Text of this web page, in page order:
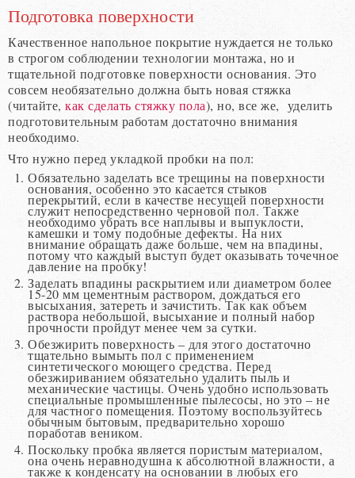
Подготовка поверхности
Качественное напольное покрытие нуждается не только
в строгом соблюдении технологии монтажа, но и
тщательной подготовке поверхности основания. Это
совсем необязательно должна быть новая стяжка
(читайте, как сделать стяжку пола), но, все же, уделить
подготовительным работам достаточно внимания
необходимо.
Что нужно перед укладкой пробки на пол:
Обязательно заделать все трещины на поверхности
основания, особенно это касается стыков
перекрытий, если в качестве несущей поверхности
служит непосредственно черновой пол. Также
необходимо убрать все наплывы и выпуклости,
камешки и тому подобные дефекты. На них
внимание обращать даже больше, чем на впадины,
потому что каждый выступ будет оказывать точечное
давление на пробку!
Заделать впадины раскрытием или диаметром более
15-20 мм цементным раствором, дождаться его
высыхания, затереть и зачистить. Так как объем
раствора небольшой, высыхание и полный набор
прочности пройдут менее чем за сутки.
Обезжирить поверхность – для этого достаточно
тщательно вымыть пол с применением
синтетического моющего средства. Перед
обезжириванием обязательно удалить пыль и
механические частицы. Очень удобно использовать
специальные промышленные пылесосы, но это – не
для частного помещения. Поэтому воспользуйтесь
обычным бытовым, предварительно хорошо
поработав веником.
Поскольку пробка является пористым материалом,
она очень неравнодушна к абсолютной влажности, а
также к конденсату на основании в любых его